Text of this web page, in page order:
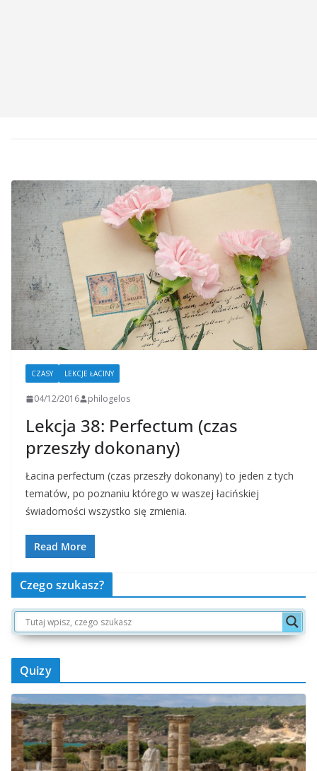
CZASY LEKCJE ŁACINY
04/12/2016 philogelos
Lekcja 38: Perfectum (czas
przeszły dokonany)
Łacina perfectum (czas przeszły dokonany) to jeden z tych
tematów, po poznaniu którego w waszej łacińskiej
świadomości wszystko się zmienia.
Read More
Czego szukasz?
Quizy